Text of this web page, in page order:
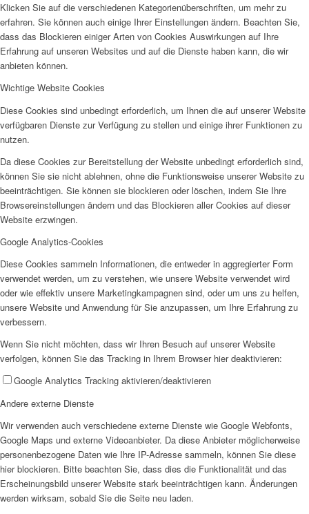
Klicken Sie auf die verschiedenen Kategorienüberschriften, um mehr zu
erfahren. Sie können auch einige Ihrer Einstellungen ändern. Beachten Sie,
dass das Blockieren einiger Arten von Cookies Auswirkungen auf Ihre
Erfahrung auf unseren Websites und auf die Dienste haben kann, die wir
anbieten können.
Wichtige Website Cookies
Diese Cookies sind unbedingt erforderlich, um Ihnen die auf unserer Website
verfügbaren Dienste zur Verfügung zu stellen und einige ihrer Funktionen zu
nutzen.
Da diese Cookies zur Bereitstellung der Website unbedingt erforderlich sind,
können Sie sie nicht ablehnen, ohne die Funktionsweise unserer Website zu
beeinträchtigen. Sie können sie blockieren oder löschen, indem Sie Ihre
Browsereinstellungen ändern und das Blockieren aller Cookies auf dieser
Website erzwingen.
Google Analytics-Cookies
Diese Cookies sammeln Informationen, die entweder in aggregierter Form
verwendet werden, um zu verstehen, wie unsere Website verwendet wird
oder wie effektiv unsere Marketingkampagnen sind, oder um uns zu helfen,
unsere Website und Anwendung für Sie anzupassen, um Ihre Erfahrung zu
verbessern.
Wenn Sie nicht möchten, dass wir Ihren Besuch auf unserer Website
verfolgen, können Sie das Tracking in Ihrem Browser hier deaktivieren:
Google Analytics Tracking aktivieren/deaktivieren
Andere externe Dienste
Wir verwenden auch verschiedene externe Dienste wie Google Webfonts,
Google Maps und externe Videoanbieter. Da diese Anbieter möglicherweise
personenbezogene Daten wie Ihre IP-Adresse sammeln, können Sie diese
hier blockieren. Bitte beachten Sie, dass dies die Funktionalität und das
Erscheinungsbild unserer Website stark beeinträchtigen kann. Änderungen
werden wirksam, sobald Sie die Seite neu laden.